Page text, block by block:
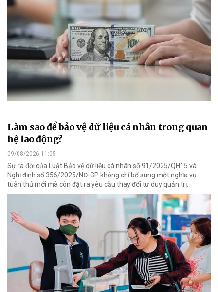
Làm sao để bảo vệ dữ liệu cá nhân trong quan
hệ lao động?
09/08/2026 11:05
Sự ra đời của Luật Bảo vệ dữ liệu cá nhân số 91/2025/QH15 và
Nghị định số 356/2025/NĐ-CP không chỉ bổ sung một nghĩa vụ
tuân thủ mới mà còn đặt ra yêu cầu thay đổi tư duy quản trị.